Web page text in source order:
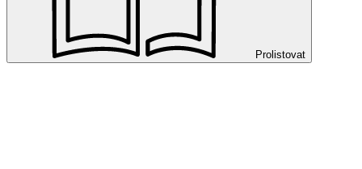
Prolistovat